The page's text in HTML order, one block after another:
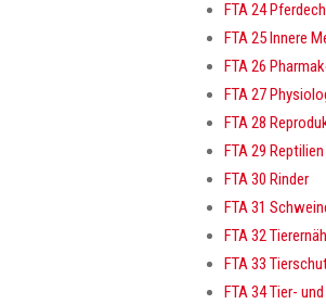
FTA 24
FTA 25 Innere
FTA 26
FTA 27
FTA 28
FTA 29 Reptilien
FTA 30 Rinder
FTA 31
FTA 32
FTA 33
FTA 34 Tier-